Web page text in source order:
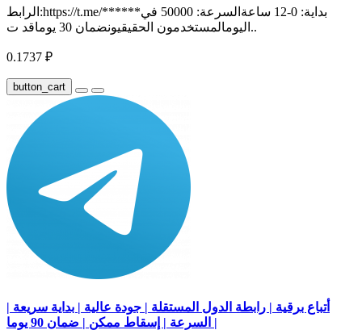
الرابط:https://t.me/******بداية: 0-12 ساعةالسرعة: 50000 في
اليومالمستخدمون الحقيقيونضمان 30 يوماقد ت..
0.1737 ₽
button_cart
أتباع برقية | رابطة الدول المستقلة | جودة عالية | بداية سريعة |
السرعة | إسقاط ممكن | ضمان 90 يوما |